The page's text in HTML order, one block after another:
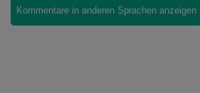
Kommentare in anderen Sprachen anzeigen